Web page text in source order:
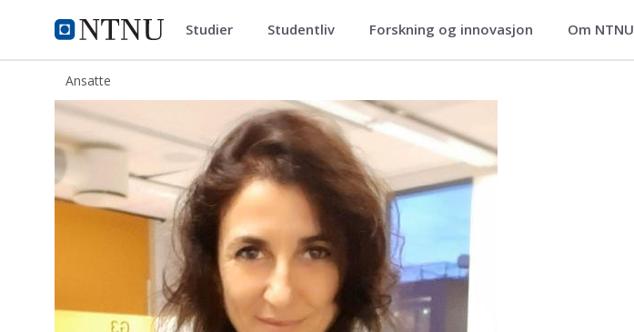
NTNU Hjemmeside
ntnu.no Studier Studentliv Forskning og innovasjon Om NTNU
Ansatte
Angela Daniela La Rosa